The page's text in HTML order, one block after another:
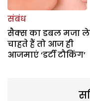
संबंध
सैक्स का डबल मजा
चाहते हैं तो आज ही
आजमाएं ‘डर्टी टौकिंग’